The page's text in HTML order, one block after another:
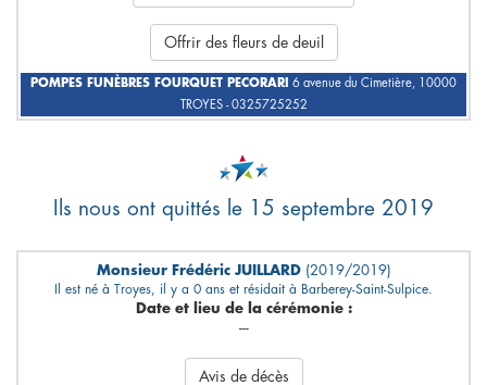
Offrir des fleurs de deuil
POMPES FUNÈBRES FOURQUET PECORARI
6 avenue du Cimetière, 10000
TROYES - 0325725252
Ils nous ont quittés le 15 septembre 2019
Monsieur Frédéric JUILLARD (2019/2019)
Il est né à Troyes, il y a 0 ans et résidait à Barberey-Saint-Sulpice.
Date et lieu de la cérémonie :
---
Avis de décès